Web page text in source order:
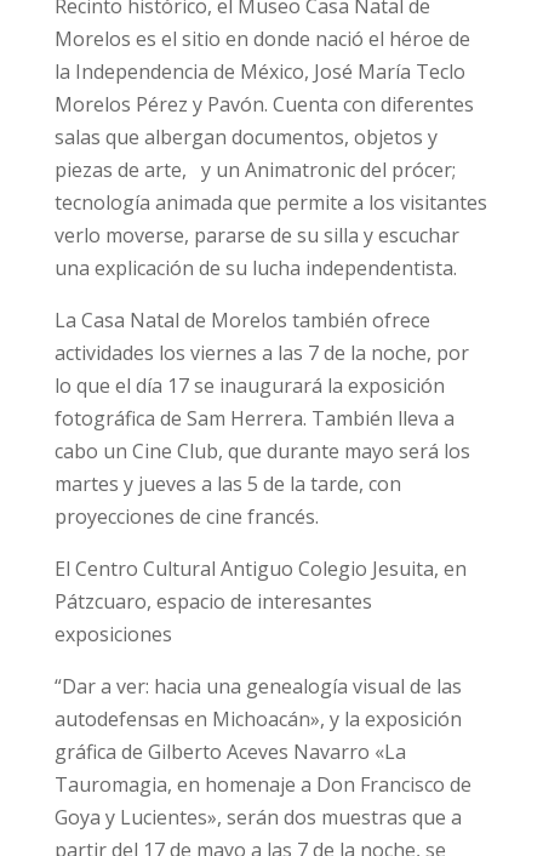
Recinto histórico, el Museo Casa Natal de
Morelos es el sitio en donde nació el héroe de
la Independencia de México, José María Teclo
Morelos Pérez y Pavón. Cuenta con diferentes
salas que albergan documentos, objetos y
piezas de arte, y un Animatronic del prócer;
tecnología animada que permite a los visitantes
verlo moverse, pararse de su silla y escuchar
una explicación de su lucha independentista.
La Casa Natal de Morelos también ofrece
actividades los viernes a las 7 de la noche, por
lo que el día 17 se inaugurará la exposición
fotográfica de Sam Herrera. También lleva a
cabo un Cine Club, que durante mayo será los
martes y jueves a las 5 de la tarde, con
proyecciones de cine francés.
El Centro Cultural Antiguo Colegio Jesuita, en
Pátzcuaro, espacio de interesantes
exposiciones
“Dar a ver: hacia una genealogía visual de las
autodefensas en Michoacán», y la exposición
gráfica de Gilberto Aceves Navarro «La
Tauromagia, en homenaje a Don Francisco de
Goya y Lucientes», serán dos muestras que a
partir del 17 de mayo a las 7 de la noche, se